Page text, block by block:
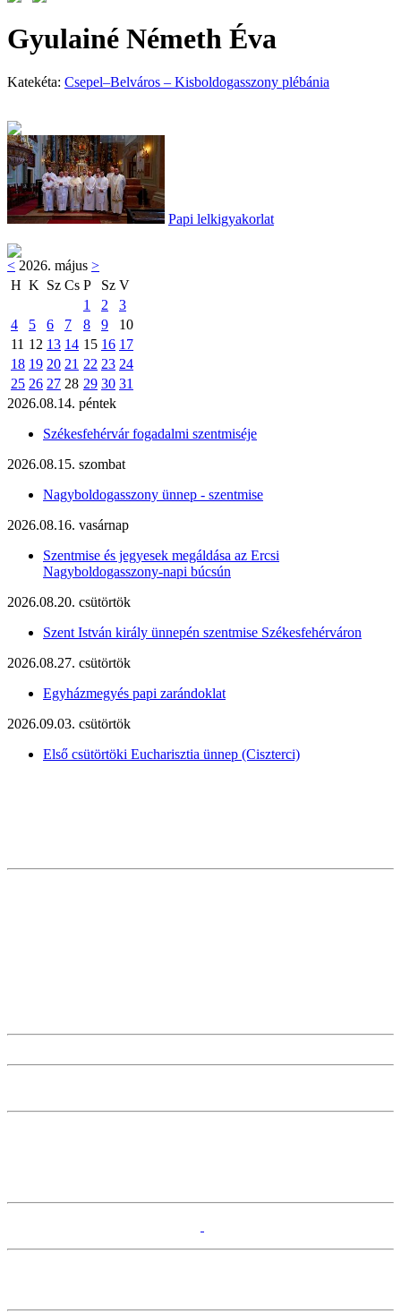
Gyulainé Németh Éva
Katekéta: Csepel–Belváros – Kisboldogasszony plébánia
Papi lelkigyakorlat
< 2026. május >
H K Sz Cs P Sz V
1
2
3
4
5 6 7 8 9
10
11 12 13 14 15 16 17
18 19 20 21 22 23 24
25 26 27 28 29 30 31
2026.08.14. péntek
Székesfehérvár fogadalmi szentmiséje
2026.08.15. szombat
Nagyboldogasszony ünnep - szentmise
2026.08.16. vasárnap
Szentmise és jegyesek megáldása az Ercsi
Nagyboldogasszony-napi búcsún
2026.08.20. csütörtök
Szent István király ünnepén szentmise Székesfehérváron
2026.08.27. csütörtök
Egyházmegyés papi zarándoklat
2026.09.03. csütörtök
Első csütörtöki Eucharisztia ünnep (Ciszterci)